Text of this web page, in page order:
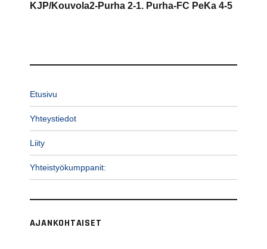
KJP/Kouvola2-Purha 2-1. Purha-FC PeKa 4-5
Etusivu
Yhteystiedot
Liity
Yhteistyökumppanit:
AJANKOHTAISET